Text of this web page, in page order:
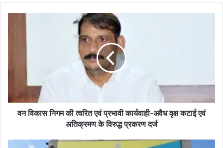
कार्यवाही-
अवैध
अतिक्रमण
वन विकास निगम की त्वरित एवं प्रभावी कार्यवाही-अवैध वृक्ष कटाई एवं
अतिक्रमण के विरुद्ध प्रकरण दर्ज